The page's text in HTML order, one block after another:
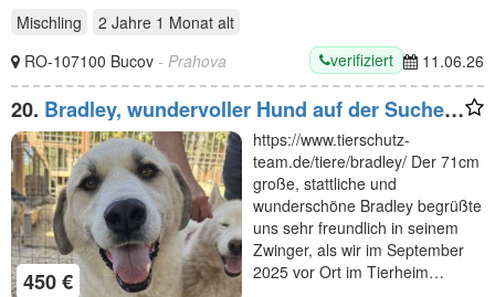
Mischling
2 Jahre 1 Monat alt
RO-107100 Bucov - Prahova verifiziert 11.06.26
20. Bradley, wundervoller Hund auf der Suche
nach Haus & Hof (mit netten Menschen ;-)), 6
Jahre, 71 cm
450 €
https://www.tierschutz-
team.de/tiere/bradley/ Der 71cm
große, stattliche und
wunderschöne Bradley begrüßte
uns sehr freundlich in seinem
Zwinger, als wir im September
2025 vor Ort im Tierheim…